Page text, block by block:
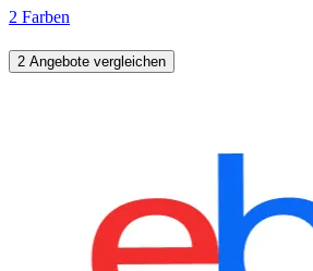
2 Farben
2 Angebote vergleichen